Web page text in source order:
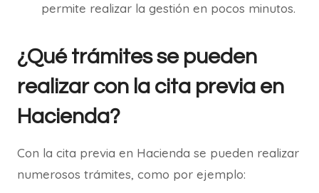
permite realizar la gestión en pocos minutos.
¿Qué trámites se pueden
realizar con la cita previa en
Hacienda?
Con la cita previa en Hacienda se pueden realizar
numerosos trámites, como por ejemplo: